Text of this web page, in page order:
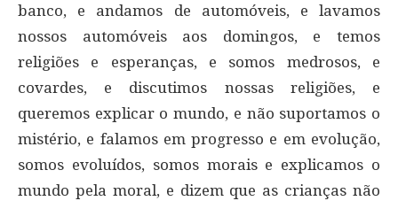
banco, e andamos de automóveis, e lavamos
nossos automóveis aos domingos, e temos
religiões e esperanças, e somos medrosos, e
covardes, e discutimos nossas religiões, e
queremos explicar o mundo, e não suportamos o
mistério, e falamos em progresso e em evolução,
somos evoluídos, somos morais e explicamos o
mundo pela moral, e dizem que as crianças não